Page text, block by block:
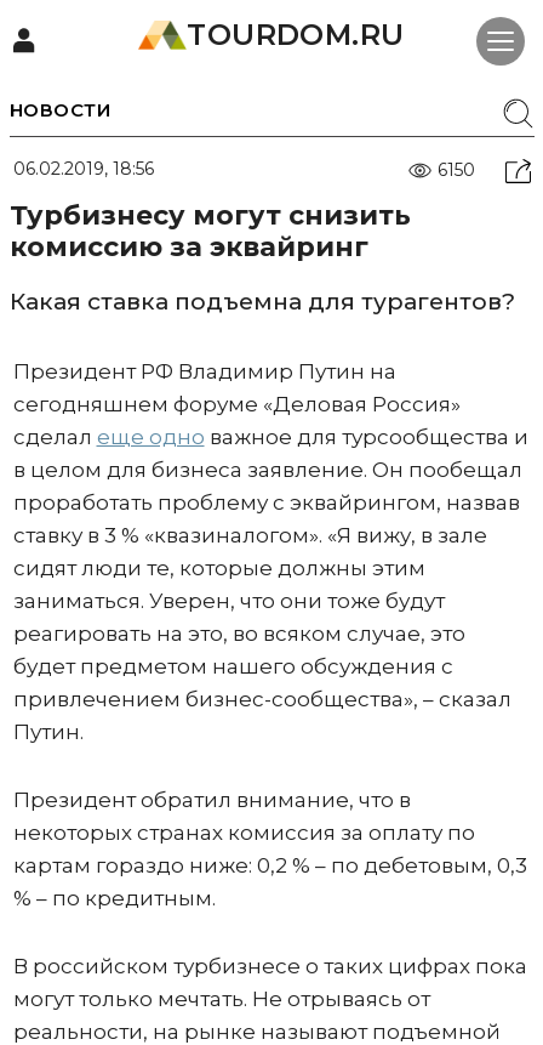
TOURDOM.RU
НОВОСТИ
06.02.2019, 18:56 6150
Турбизнесу могут снизить
комиссию за эквайринг
Какая ставка подъемна для турагентов?
Президент РФ Владимир Путин на
сегодняшнем форуме «Деловая Россия»
сделал еще одно важное для турсообщества и
в целом для бизнеса заявление. Он пообещал
проработать проблему с эквайрингом, назвав
ставку в 3 % «квазиналогом». «Я вижу, в зале
сидят люди те, которые должны этим
заниматься. Уверен, что они тоже будут
реагировать на это, во всяком случае, это
будет предметом нашего обсуждения с
привлечением бизнес-сообщества», – сказал
Путин.
Президент обратил внимание, что в
некоторых странах комиссия за оплату по
картам гораздо ниже: 0,2 % – по дебетовым, 0,3
% – по кредитным.
В российском турбизнесе о таких цифрах пока
могут только мечтать. Не отрываясь от
реальности, на рынке называют подъемной